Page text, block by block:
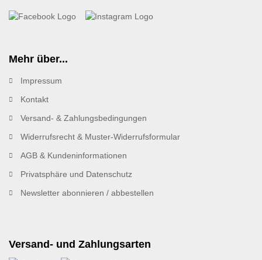
Mehr über...
Impressum
Kontakt
Versand- & Zahlungsbedingungen
Widerrufsrecht & Muster-Widerrufsformular
AGB & Kundeninformationen
Privatsphäre und Datenschutz
Newsletter abonnieren / abbestellen
Versand- und Zahlungsarten